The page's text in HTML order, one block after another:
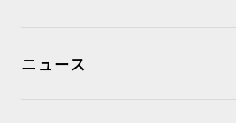
ニュース